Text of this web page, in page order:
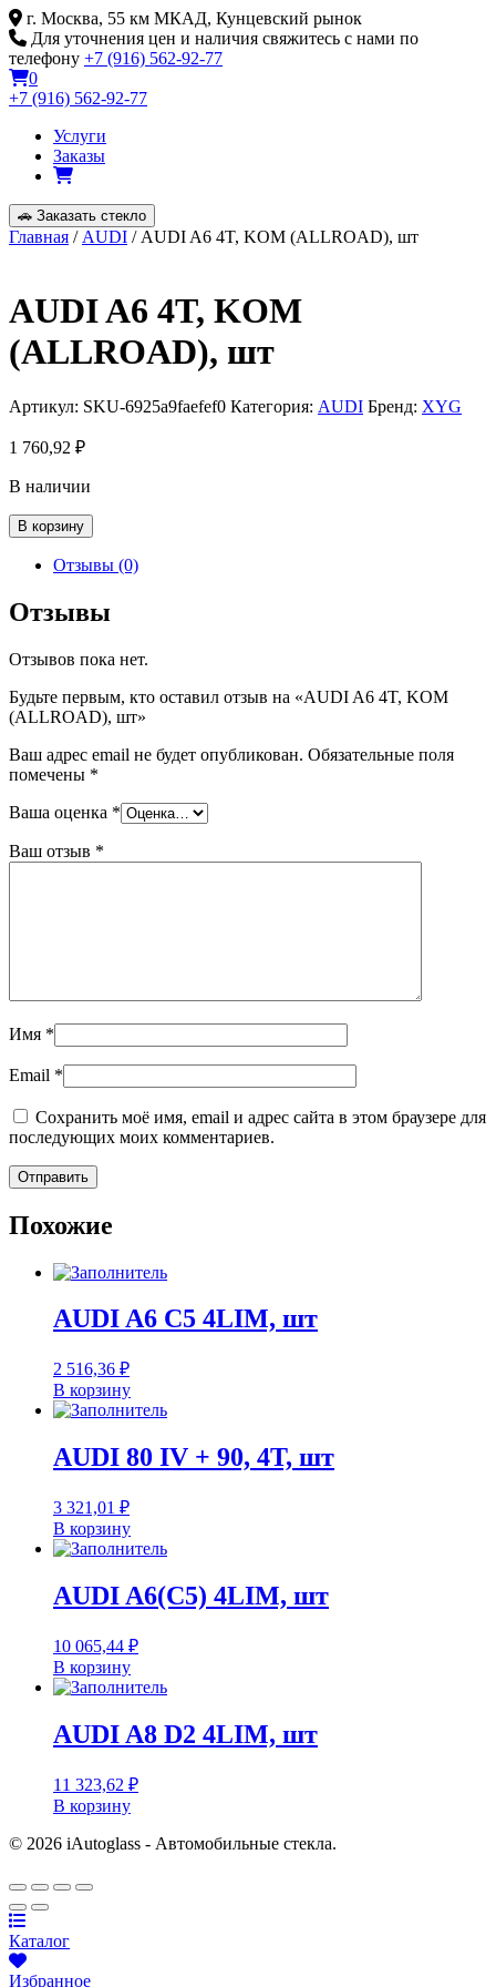
Skip
to
content
г. Москва, 55 км МКАД, Кунцевский рынок
Для уточнения цен и наличия свяжитесь с нами по
телефону +7 (916) 562-92-77
0
+7 (916) 562-92-77
Услуги
Заказы
🚗 Заказать стекло
Главная / AUDI / AUDI A6 4T, KOM (ALLROAD), шт
AUDI A6 4T, KOM
(ALLROAD), шт
Артикул: SKU-6925a9faefef0 Категория: AUDI Бренд: XYG
1 760,92 ₽
В наличии
Количество
товара
AUDI
4T,
KOM
шт
В корзину
Отзывы (0)
Отзывы
Отзывов пока нет.
Будьте первым, кто оставил отзыв на «AUDI A6 4T, KOM
(ALLROAD), шт»
Ваш адрес email не будет опубликован. Обязательные поля
помечены *
Ваша оценка *
Ваш отзыв *
Имя *
Email *
Сохранить моё имя, email и адрес сайта в этом браузере для
последующих моих комментариев.
Похожие
AUDI A6 C5 4LIM, шт
2 516,36 ₽
В корзину
AUDI 80 IV + 90, 4T, шт
3 321,01 ₽
В корзину
AUDI A6(C5) 4LIM, шт
10 065,44 ₽
В корзину
AUDI A8 D2 4LIM, шт
11 323,62 ₽
В корзину
© 2026 iAutoglass - Автомобильные стекла.
Каталог
Избранное